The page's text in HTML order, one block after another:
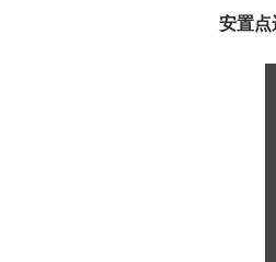
安置点